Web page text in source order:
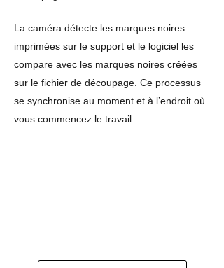
La caméra détecte les marques noires
imprimées sur le support et le logiciel les
compare avec les marques noires créées
sur le fichier de découpage. Ce processus
se synchronise au moment et à l’endroit où
vous commencez le travail.